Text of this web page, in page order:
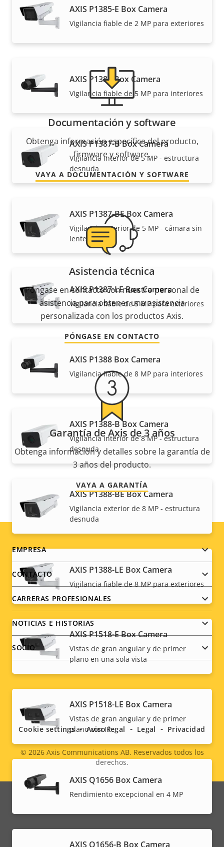
AXIS P1385-E Box Camera
Vigilancia fiable de 2 MP para exteriores
AXIS P1387 Box Camera
Vigilancia fiable de 5 MP para interiores
AXIS P1387-B Box Camera
Vigilancia interior de 5 MP - estructura
desnuda
AXIS P1387-BE Box Camera
Vigilancia exterior de 5 MP - cámara sin
lente
AXIS P1387-LE Box Camera
Vigilancia fiable de 5 MP para exteriores
AXIS P1388 Box Camera
Vigilancia fiable de 8 MP para interiores
AXIS P1388-B Box Camera
Vigilancia interior de 8 MP - estructura
desnuda
AXIS P1388-BE Box Camera
Vigilancia exterior de 8 MP - estructura
desnuda
AXIS P1388-LE Box Camera
Vigilancia fiable de 8 MP para exteriores
AXIS P1518-E Box Camera
Vistas de gran angular y de primer
plano en una sola vista
AXIS P1518-LE Box Camera
Vistas de gran angular y de primer
plano con IR
AXIS Q1656 Box Camera
Rendimiento excepcional en 4 MP
AXIS Q1656-B Box Camera
¿Necesita información sobre cualquier producto
Axis, software o ayuda de uno de nuestros expertos?
Documentación y software
Obtenga información específica del producto,
firmware y software.
VAYA A DOCUMENTACIÓN Y SOFTWARE
Asistencia técnica
Póngase en contacto con nuestro personal de
asistencia para obtener una asistencia
personalizada con los productos Axis.
PÓNGASE EN CONTACTO
Garantía de Axis de 3 años
Obtenga información y detalles sobre la garantía de
3 años del producto.
VAYA A GARANTÍA
Footer
menu
EMPRESA
CONTACTO
CARRERAS PROFESIONALES
NOTICIAS E HISTORIAS
SOCIO
Social
menu
Legal
menu
© 2026Axis Communications AB. Reservados todos los
derechos.
Cookie settings Aviso legal Legal Privacidad